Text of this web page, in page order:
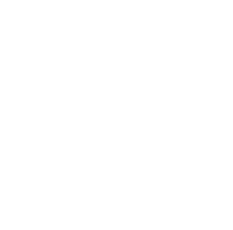
Miete erhöht sich um 5 € pro Tag.
möglich.
Obergeschosswohnung (70 qm)
großzügiges Wohn- Esszimmer,
mit Doppelbetten. Die
und Handtücher auf
Katzen.